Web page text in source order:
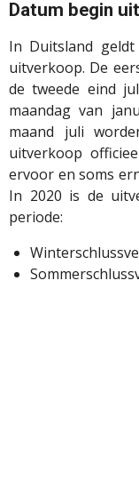
Datum begin
In Duitsland
uitverkoop. De
de tweede eind
maandag van
maand juli
uitverkoop
ervoor en soms
In 2020 is de
periode: